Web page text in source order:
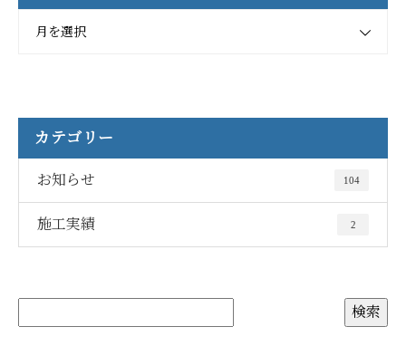
月を選択
カテゴリー
お知らせ 104
施工実績 2